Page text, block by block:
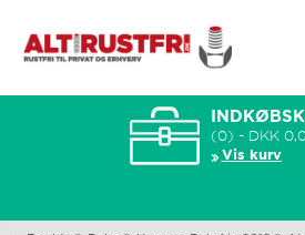
(0) - DKK
Vis kurv